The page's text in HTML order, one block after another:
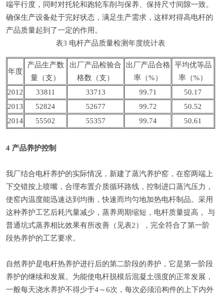
端平行度，同时对托轮和跑轮车削与保养、保持尺寸间隙一致。
确保生产设备处于完好状态，满足生产需求，这样对得高电杆的
产品质量起到了一定的作用。
表3 电杆产品质量检测年度统计表
年度
产品生产数
量（支）
出厂产品检验合
格数（支）
出厂产品合格
率（%）
平均优等品
率（%）
2012
33811 33713 99.71
50.17
2013
52824 52677 99.72
50.52
2014
55502 55357 99.74 50.61
4 产品养护控制
我厂结合电杆养护的实际情况，新建了蒸汽养护窑，在窑两端上
下交错按上喷嘴，合理布置介质循环路线，控制进口蒸汽压力，
使窑内温度能迅速达到均衡，快速而均匀地加热电杆制品。采用
这种养护工艺后耗汽量减少，蒸养周期缩短，电杆质量提高， 与
普通坑式蒸养相比效果有所改善（见表2），完全符合了第一阶
段热养护的工艺要求。
自然养护是电杆热养护进行后的第二阶段的养护，它是第一阶段
养护的继续和发展。为能使电杆脱模后混凝土强度的正常发展，
一般每天浇水养护不得少于4～6次，每次必须沿构件的上下内外